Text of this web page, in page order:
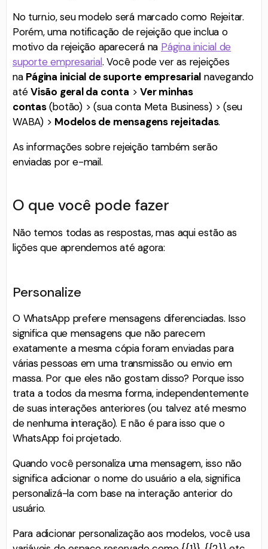
No turn.io, seu modelo será marcado como Rejeitar.
Porém, uma notificação de rejeição que inclua o
motivo da rejeição aparecerá na Página inicial de
suporte empresarial. Você pode ver as rejeições
na Página inicial de suporte empresarial navegando
atéVisão geral da conta >Ver minhas
contas(botão) > (sua conta Meta Business) > (seu
WABA) > Modelos de mensagens rejeitadas.
As informações sobre rejeição também serão
enviadas por e-mail.
O que você pode fazer
Não temos todas as respostas, mas aqui estão as
lições que aprendemos até agora:
Personalize
O WhatsApp prefere mensagens diferenciadas. Isso
significa que mensagens que não parecem
exatamente a mesma cópia foram enviadas para
várias pessoas em uma transmissão ou envio em
massa. Por que eles não gostam disso? Porque isso
trata a todos da mesma forma, independentemente
de suas interações anteriores (ou talvez até mesmo
de nenhuma interação). E não é para isso que o
WhatsApp foi projetado.
Quando você personaliza uma mensagem, isso não
significa adicionar o nome do usuário a ela, significa
personalizá-la com base na interação anterior do
usuário.
Para adicionar personalização aos modelos, você usa